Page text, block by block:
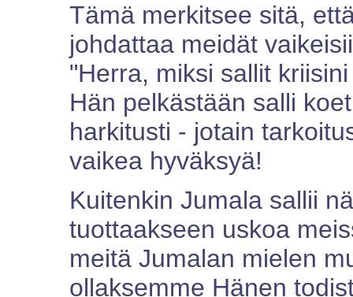
Tämä merkitsee sitä,
johdattaa meidät
"Herra, miksi sallit
Hän pelkästään salli
harkitusti - jotain
vaikea hyväksyä!
Kuitenkin Jumala sallii
tuottaakseen uskoa
meitä Jumalan mielen
ollaksemme Hänen